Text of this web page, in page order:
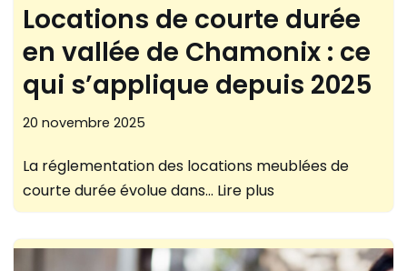
Locations de courte durée
en vallée de Chamonix : ce
qui s’applique depuis 2025
20 novembre 2025
La réglementation des locations meublées de
courte durée évolue dans… Lire plus